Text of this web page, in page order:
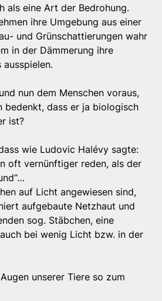
als eine Art der Bedrohung.
ihre Umgebung aus einer
und Grünschattierungen wahr
in der Dämmerung ihre
nun dem Menschen voraus,
bedenkt, dass er ja biologisch
ist?
wie Ludovic Halévy sagte:
oft vernünftiger reden, als der
auf Licht angewiesen sind,
aufgebaute Netzhaut und
sog. Stäbchen, eine
bei wenig Licht bzw. in der
unserer Tiere so zum